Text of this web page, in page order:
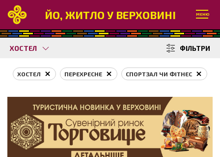
ЙО, ЖИТЛО У ВЕРХОВИНІ МЕНЮ
ХОСТЕЛ ФІЛЬТРИ
ХОСТЕЛ ПЕРЕХРЕСНЕ СПОРТЗАЛ ЧИ ФІТНЕС